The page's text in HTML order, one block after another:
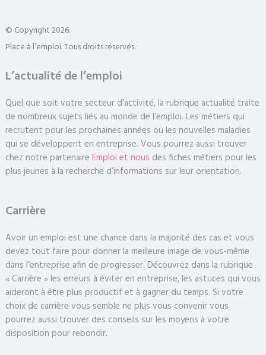
© Copyright 2026.
Place à l’emploi. Tous droits réservés.
L’actualité de l’emploi
Quel que soit votre secteur d’activité, la rubrique actualité traite
de nombreux sujets liés au monde de l’emploi. Les métiers qui
recrutent pour les prochaines années ou les nouvelles maladies
qui se développent en entreprise. Vous pourrez aussi trouver
chez notre partenaire Emploi et nous des fiches métiers pour les
plus jeunes à la recherche d’informations sur leur orientation.
Carrière
Avoir un emploi est une chance dans la majorité des cas et vous
devez tout faire pour donner la meilleure image de vous-même
dans l’entreprise afin de progresser. Découvrez dans la rubrique
« Carrière » les erreurs à éviter en entreprise, les astuces qui vous
aideront à être plus productif et à gagner du temps. Si votre
choix de carrière vous semble ne plus vous convenir vous
pourrez aussi trouver des conseils sur les moyens à votre
disposition pour rebondir.